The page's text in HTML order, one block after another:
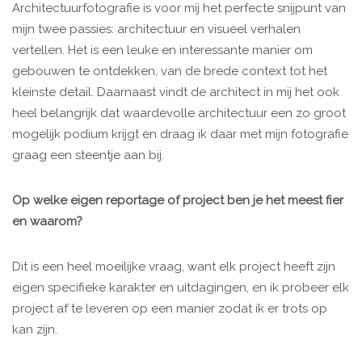
Architectuurfotografie is voor mij het perfecte snijpunt van
mijn twee passies: architectuur en visueel verhalen
vertellen. Het is een leuke en interessante manier om
gebouwen te ontdekken, van de brede context tot het
kleinste detail. Daarnaast vindt de architect in mij het ook
heel belangrijk dat waardevolle architectuur een zo groot
mogelijk podium krijgt en draag ik daar met mijn fotografie
graag een steentje aan bij.
Op welke eigen reportage of project ben je het meest fier
en waarom?
Dit is een heel moeilijke vraag, want elk project heeft zijn
eigen specifieke karakter en uitdagingen, en ik probeer elk
project af te leveren op een manier zodat ik er trots op
kan zijn.